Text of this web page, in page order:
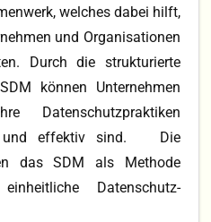
welches dabei hilft,
und Organisationen
Durch die strukturierte
können Unternehmen
Datenschutzpraktiken
und effektiv sind. Die
das SDM als Methode
Datenschutz-